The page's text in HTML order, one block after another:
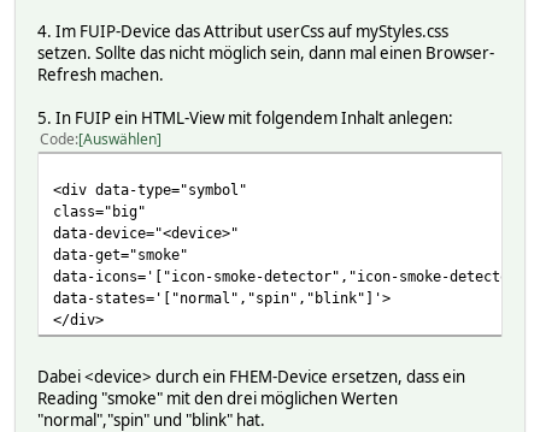
4. Im FUIP-Device das Attribut userCss auf myStyles.css
setzen. Sollte das nicht möglich sein, dann mal einen Browser-
Refresh machen.
5. In FUIP ein HTML-View mit folgendem Inhalt anlegen:
Code Auswählen
<div data-type="symbol"
class="big"
data-device="<device>"
data-get="smoke"
data-icons='["icon-smoke-detector","icon-smoke-
data-states='["normal","spin","blink"]'>
</div>
Dabei <device> durch ein FHEM-Device ersetzen, dass ein
Reading "smoke" mit den drei möglichen Werten
"normal","spin" und "blink" hat.